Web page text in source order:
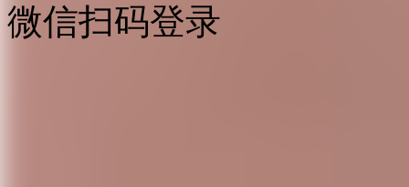
微信扫码登录